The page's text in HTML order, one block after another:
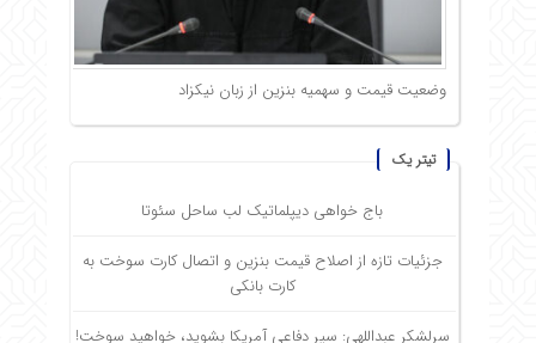
وضعیت قیمت و سهمیه بنزین از زبان نیکزاد
تیتر یک
باج خواهی دیپلماتیک لب ساحل سئوتا
جزئیات تازه از اصلاح قیمت بنزین و اتصال کارت سوخت به
کارت بانکی
سرلشکر عبداللهی: سپر دفاعی آمریکا بشوید، خواهید سوخت!